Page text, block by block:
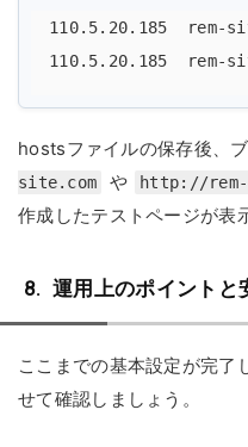
110.5.20.185  rem-
hostsファイルの保存後、
site.com
や http://
作成したテストページが表
運用上のポイントと
ここまでの基本設定が完了
せて確認しましょう。